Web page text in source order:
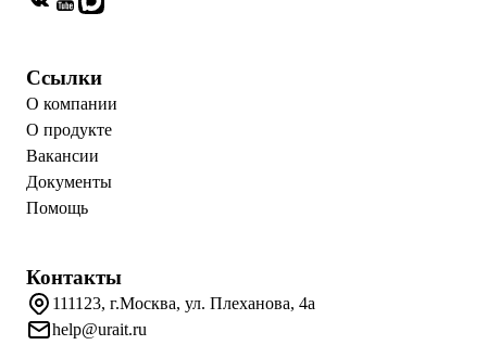
Ссылки
О компании
О продукте
Вакансии
Документы
Помощь
Контакты
111123, г.Москва, ул. Плеханова, 4а
help@urait.ru